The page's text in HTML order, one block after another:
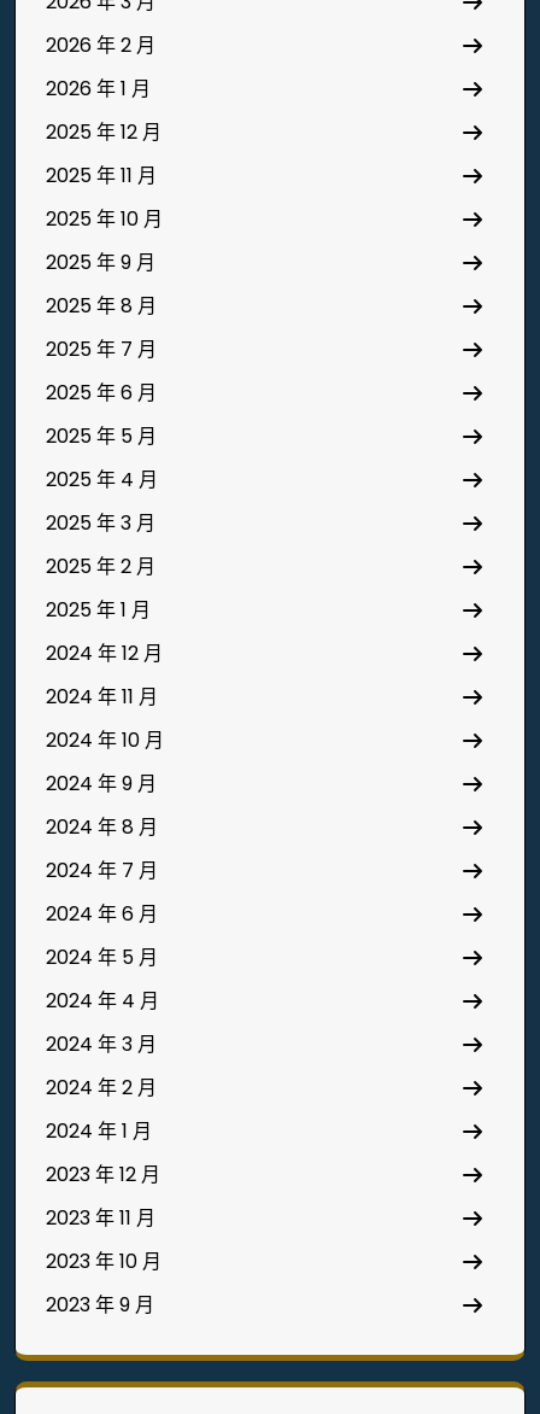
2026 年 2 月
2026 年 1 月
2025 年 12 月
2025 年 11 月
2025 年 10 月
2025 年 9 月
2025 年 8 月
2025 年 7 月
2025 年 6 月
2025 年 5 月
2025 年 4 月
2025 年 3 月
2025 年 2 月
2025 年 1 月
2024 年 12 月
2024 年 11 月
2024 年 10 月
2024 年 9 月
2024 年 8 月
2024 年 7 月
2024 年 6 月
2024 年 5 月
2024 年 4 月
2024 年 3 月
2024 年 2 月
2024 年 1 月
2023 年 12 月
2023 年 11 月
2023 年 10 月
2023 年 9 月